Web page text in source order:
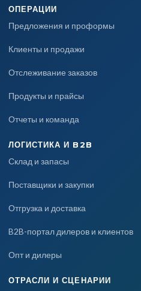
ОПЕРАЦИИ
Предложения и проформы
Клиенты и продажи
Отслеживание заказов
Продукты и прайсы
Отчеты и команда
ЛОГИСТИКА И B2B
Склад и запасы
Поставщики и закупки
Отгрузка и доставка
B2B-портал дилеров и клиентов
Опт и дилеры
ОТРАСЛИ И СЦЕНАРИИ